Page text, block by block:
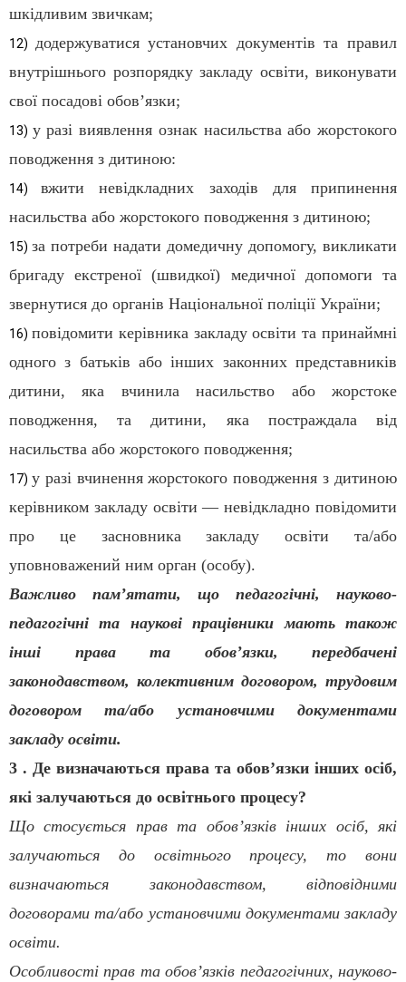
шкідливим звичкам;
12) додержуватися установчих документів та правил
внутрішнього розпорядку закладу освіти, виконувати
свої посадові обов’язки;
13) у разі виявлення ознак насильства або жорстокого
поводження з дитиною:
14)вжити невідкладних заходів для припинення
насильства або жорстокого поводження з дитиною;
15) за потреби надати домедичну допомогу, викликати
бригаду екстреної (швидкої) медичної допомоги та
звернутися до органів Національної поліції України;
16) повідомити керівника закладу освіти та принаймні
одного з батьків або інших законних представників
дитини, яка вчинила насильство або жорстоке
поводження, та дитини, яка постраждала від
насильства або жорстокого поводження;
17) у разі вчинення жорстокого поводження з дитиною
керівником закладу освіти — невідкладно повідомити
про це засновника закладу освіти та/або
уповноважений ним орган (особу).
Важливо пам’ятати, що педагогічні, науково-
педагогічні та наукові працівники мають також
інші права та обов’язки, передбачені
законодавством, колективним договором, трудовим
договором та/або установчими документами
закладу освіти.
3 . Де визначаються права та обов’язки інших осіб,
які залучаються до освітнього процесу?
Що стосується прав та обов’язків інших осіб, які
залучаються до освітнього процесу, то вони
визначаються законодавством, відповідними
договорами та/або установчими документами закладу
освіти.
Особливості прав та обов’язків педагогічних, науково-